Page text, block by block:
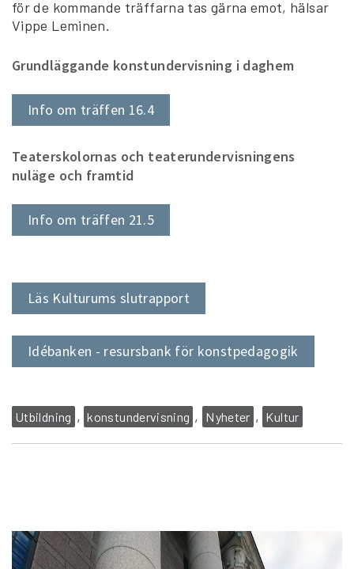
Utbildning konstundervisning Nyheter Kultur
för de kommande träffarna tas gärna emot, hälsar
Vippe Leminen.
Grundläggande konstundervisning i daghem
Info om träffen 16.4
Teaterskolornas och teaterundervisningens
nuläge och framtid
Info om träffen 21.5
Läs Kulturums slutrapport
Idébanken - resursbank för konstpedagogik